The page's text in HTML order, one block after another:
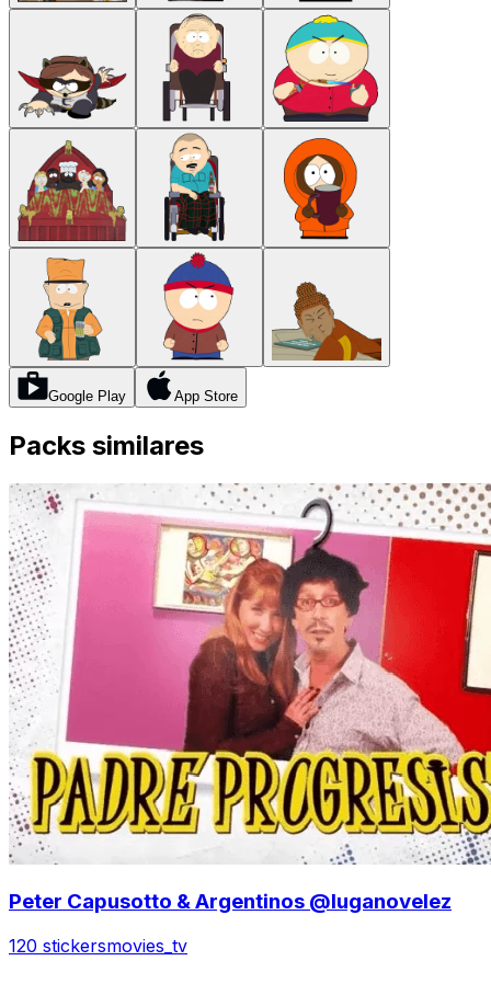
Google Play App Store
Packs similares
Peter Capusotto & Argentinos @luganovelez
120 stickersmovies_tv